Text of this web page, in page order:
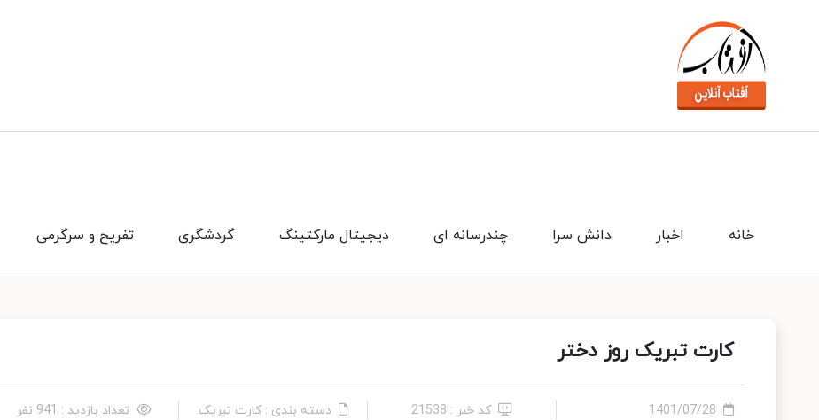
تفریح و سرگرمی گردشگری دیجیتال مارکتینگ چندرسانه ای دانش سرا اخبار خانه
کارت تبریک روز دختر
1401/07/28 کد خبر : 21538 دسته بندی : کارت تبریک تعداد بازدید : 941 نفر